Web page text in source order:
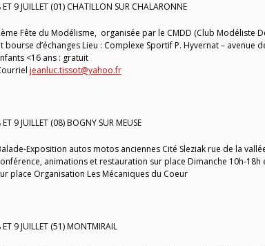
ET 9 JUILLET (01) CHATILLON SUR CHALARONNE
Fête du Modélisme, organisée par le CMDD (Club Modéliste
bourse d’échanges Lieu : Complexe Sportif P. Hyvernat – avenue
<16 ans : gratuit
jeanluc.tissot@yahoo.fr
ET 9 JUILLET (08) BOGNY SUR MEUSE
Exposition autos motos anciennes Cité Sleziak rue de la
animations et restauration sur place Dimanche 10h-
place Organisation Les Mécaniques du Coeur
ET 9 JUILLET (51) MONTMIRAIL